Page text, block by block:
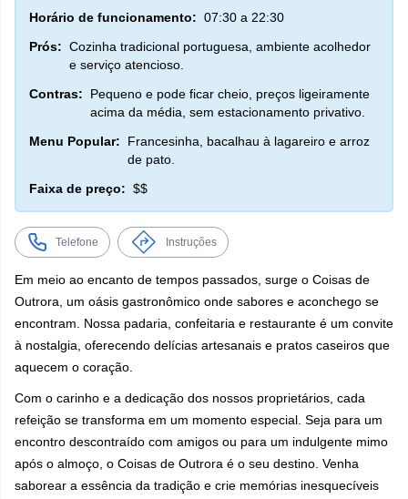
Horário de funcionamento: 07:30 a 22:30
Prós: Cozinha tradicional portuguesa, ambiente acolhedor
e serviço atencioso.
Contras:
Pequeno e pode ficar cheio, preços ligeiramente
acima da média, sem estacionamento privativo.
Menu Popular:
Francesinha, bacalhau à lagareiro e arroz
de pato.
Faixa de preço: $$
Telefone Instruções
Em meio ao encanto de tempos passados, surge o Coisas de
Outrora, um oásis gastronômico onde sabores e aconchego se
encontram. Nossa padaria, confeitaria e restaurante é um convite
à nostalgia, oferecendo delícias artesanais e pratos caseiros que
aquecem o coração.
Com o carinho e a dedicação dos nossos proprietários, cada
refeição se transforma em um momento especial. Seja para um
encontro descontraído com amigos ou para um indulgente mimo
após o almoço, o Coisas de Outrora é o seu destino. Venha
saborear a essência da tradição e crie memórias inesquecíveis